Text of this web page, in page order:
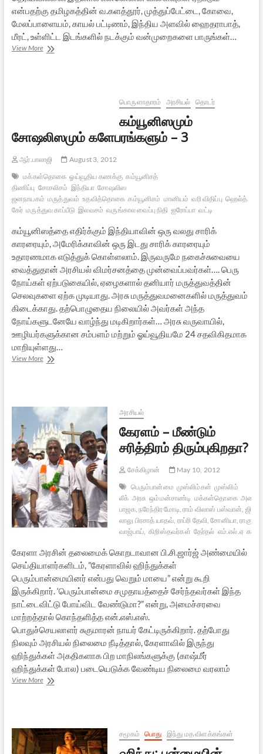
என்பதற்கு தமிழகத்தின் வ.களத்தூர், முத்துப்பேட்டை, கோவை,
மேலப்பாளையம், காயல் பட்டிணம், இந்திய அளவில் ஹைதராபாத்,
மீரட், உள்ளிட்ட இடங்களில் நடக்கும் வன்முறைகளை பாருங்கள்…
View Moreமுஸாபர்
பொருளாதாரம் அரசியல் தொடர்
கம்யூனிஸமும்
சோஷலிஸமும் களேபரங்களும் – 3
ஆர்.பாலாஜி
August 3, 2012
மக்கள்தொகை ஓய்வூதிய கணக்கு கம்யூனிசத்
திணிப்பு சோசலிசம் இந்தியா சோஷலிஸ
ஜனநாயகம் மருத்துவம் உதவித்தொகை கம்யூனிசம் மானியம் வரி விதிப்பு ஹெல்த்
கேர் மருத்துவ காப்பீடு இலவசம் வருங்கால வைப்பு நிதி ஐரோப்பா வட்டி
கம்யூனிஸத்தை எதிர்க்கும் இந்தியாவின் ஒரு வலது சாரிக்
காரரையும், அமேரிக்காவின் ஒரு இடது சாரிக் காரரையும்
உதாரணமாக எடுத்துக் கொள்ளலாம். இருவருமே நகைச்சுவையை
வைத்துதான் அரசியல் விமர்சனத்தை முன்வைப்பவர்கள்…. பெரு
நோய்கள் ஏற்படுகையில், ஏழைகளால் தனியார் மருத்துவத்தின்
செலவுகளை ஏற்க முடியாது. அரசு மருத்துவமனைகளில் மருத்துவம்
கிடைக்காது. தற்பொழுதைய நிலையில் அவர்கள் அந்த
நோய்களுடனேயே வாழ்ந்து மடிகிறார்கள்… அரசு வருவாயில்,
ஊழியர்களுக்கான சம்பளம் மற்றும் ஓய்வூதியமே 24 சதவிகிதமாக
மாறியுள்ளது…
View Moreகம்யூனிஸமும்
அரசியல்
கேரளம் – மீண்டும்
சரித்திரம் திரும்புகிறதா?
சேக்கிழான்
May 10, 2012
பெரும்பான்மை முஸ்லிம்கள் முஸ்லிம்
லீக் அரசு ஒம்மன்சாண்டி மக்கள்தொகை
பாஜக, நரேந்திர மோடி, ராம் விலாஸ் பஸ்வான்,
லாலு பிரசாத் யாதவ், ராப்ரி தேவி, சோனியா,
வாஜ்பாய், கிறிஸ்தவர்கள் தேர்தல் எம்.எல்.ஏ கட்சி
கேரளா அரசின் தலைமைக் கொறடாவான பி.சி.ஜார்ஜ் அண்மையில்
செய்தியாளர்களிடம், ”கேரளாவில் ஹிந்துக்கள்
பெரும்பான்மையினர் என்பது வெறும் மாயை” என்று கூறி
இருக்கிறார். ‘பெரும்பான்மை சமுதாயத்தைச் சேர்ந்தவர்கள் இந்த
நாட்டைவிட்டு போய்விட வேண்டுமா?” என்று, அமைச்சரவை
மாற்றத்தால் கொந்தளித்த என்.எஸ்.எஸ்.
பொதுச்செயலாளர் சுகுமாரன் நாயர் கேட்டிருக்கிறார். தற்போது
நிலவும் அரசியல் நிலைமை நீடித்தால், கேரளாவில் இருந்து
ஹிந்துக்கள் அகதிகளாக பிற மாநிலங்களுக்கு (காஷ்மீர்
ஹிந்துக்கள் போல) படையெடுக்க வேண்டிய நிலைமை வரலாம்
View Moreகேரளம்
சமூகம்
பொது இந்து மத விளக்கங்கள்